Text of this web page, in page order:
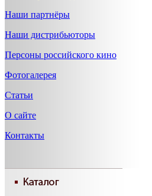
Наши партнёры
Наши дистрибьюторы
Персоны российского кино
Фотогалерея
Статьи
О сайте
Контакты